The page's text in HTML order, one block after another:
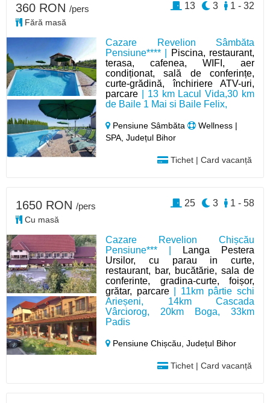
Cazare Revelion Sâmbăta
Pensiune**** |
Piscina, restaurant,
terasa, cafenea, WIFI, aer
condiționat, sală de conferințe,
curte-grădină, închiriere ATV-uri,
parcare | 13 km Lacul Vida,30 km
de Baile 1 Mai si Baile Felix,
Pensiune Sâmbăta
Wellness |
SPA, Județul Bihor
Tichet | Card vacanță
360 RON /pers
Fără masă
1 - 32
3
13
Cazare Revelion Chișcău
Pensiune*** |
Langa Pestera
Ursilor, cu parau in curte,
restaurant, bar, bucătărie, sala de
conferinte, gradina-curte, foișor,
grătar, parcare| 11km pârtie schi
Arieșeni, 14km Cascada
Vârciorog, 20km Boga, 33km
Padis
Pensiune Chișcău,Județul Bihor
Tichet | Card vacanță
1650 RON /pers
Cu masă
1 - 58
3
25